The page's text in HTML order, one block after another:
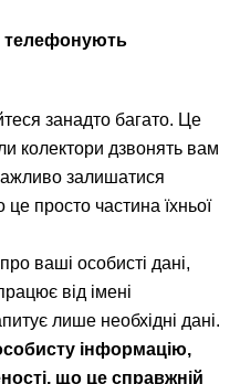
телефонують
занадто багато. Це
колектори дзвонять вам
залишатися
це просто частина їхньої
ваші особисті дані,
від імені
лише необхідні дані.
інформацію,
що це справжній